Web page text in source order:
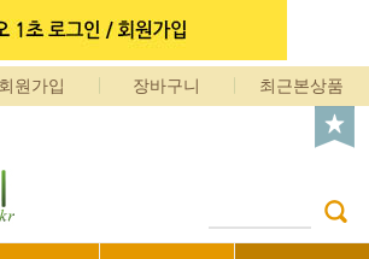
회원가입 장바구니 최근본상품